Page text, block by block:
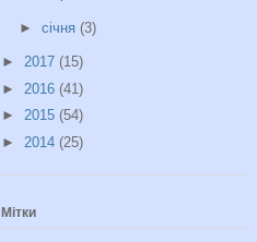
► січня (3)
► 2017 (15)
► 2016 (41)
► 2015 (54)
► 2014 (25)
Мітки